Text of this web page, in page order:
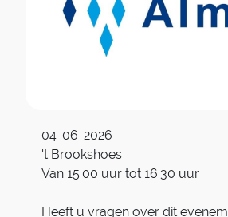
04-06-2026
't Brookshoes
Van 15:00 uur tot 16:30 uur
Heeft u vragen over dit